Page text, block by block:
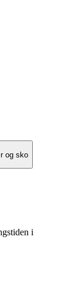
og sko
i